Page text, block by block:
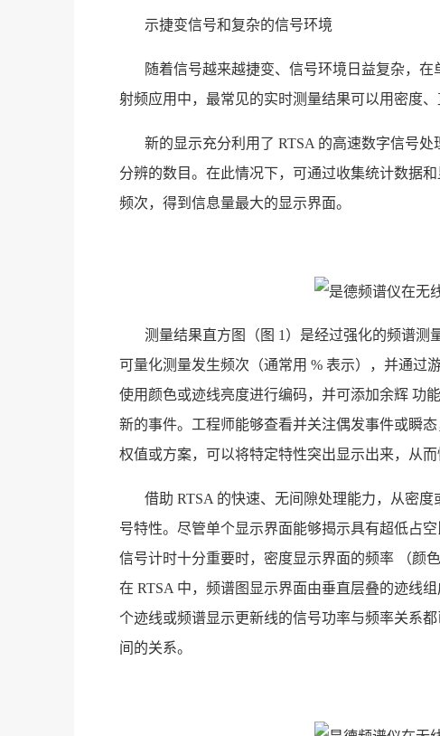
示捷变信号和复杂的信号环境
随着信号越来越捷变、信号环境日益复杂，
射频应用中，最常见的实时测量结果可以用密度
新的显示充分利用了 RTSA 的高速数字信号
分辨的数目。在此情况下，可通过收集统计数据
频次，得到信息量最大的显示界面。
测量结果直方图（图 1）是经过强化的频谱测
可量化测量发生频次（通常用 % 表示），并通过
使用颜色或迹线亮度进行编码，并可添加余辉 功
新的事件。工程师能够查看并关注偶发事件或瞬
权值或方案，可以将特定特性突出显示出来，从
借助 RTSA 的快速、无间隙处理能力，从密
号特性。尽管单个显示界面能够揭示具有超低占
信号计时十分重要时，密度显示界面的频率 （颜
在 RTSA 中，频谱图显示界面由垂直层叠的迹线
个迹线或频谱显示更新线的信号功率与频率关系
间的关系。